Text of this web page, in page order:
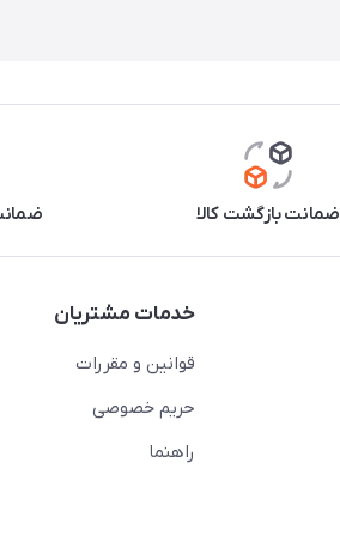
ضمانت بازگشت کالا
خدمات مشتریان
قوانین و مقررات
حریم خصوصی
راهنما